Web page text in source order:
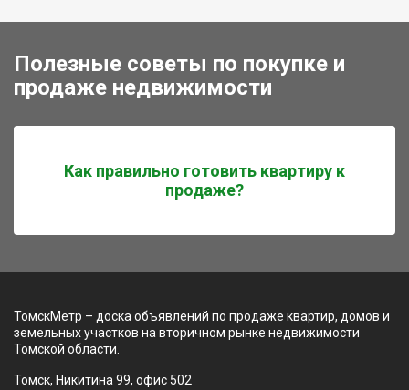
Полезные советы по покупке и
продаже недвижимости
Как правильно готовить квартиру к
продаже?
ТомскМетр – доска объявлений по продаже квартир, домов и
земельных участков на вторичном рынке недвижимости
Томской области.
Томск, Никитина 99, офис 502